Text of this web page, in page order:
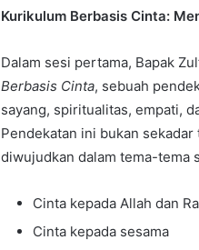
Kurikulum Berbasis Cinta:
Dalam sesi pertama, Bapak
Berbasis Cinta, sebuah
sayang, spiritualitas, empati,
Pendekatan ini bukan
diwujudkan dalam tema-tema
Cinta kepada Allah dan
Cinta kepada sesama